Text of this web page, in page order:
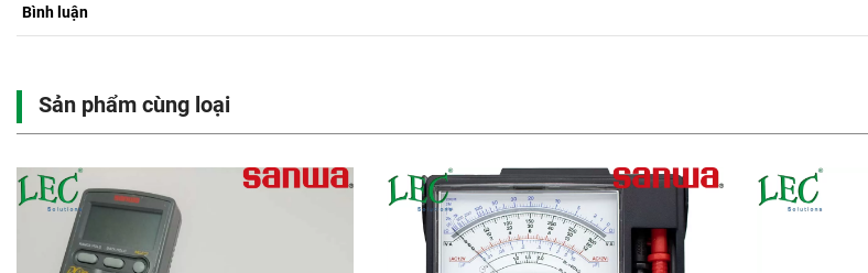
Bình luận
Sản phẩm cùng loại